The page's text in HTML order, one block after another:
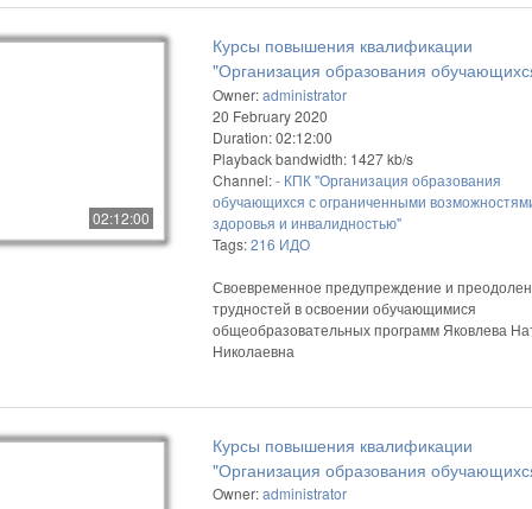
02:12:00
Курсы повышения квалификации
"Организация образования
ограниченными возможностями
инвалидностью"
Owner:administrator
20 February 2020
Duration: 02:12:00
Playback bandwidth: 1427 kb/s
Channel:- КПК "Организация образования
обучающихся с ограниченными
здоровья и инвалидностью"
Tags:216 ИДО
Своевременное предупреждение и
трудностей в освоении обучающимися
общеобразовательных программ Яковлева
Николаевна
Курсы повышения квалификации
"Организация образования
ограниченными возможностями
Owner:administrator